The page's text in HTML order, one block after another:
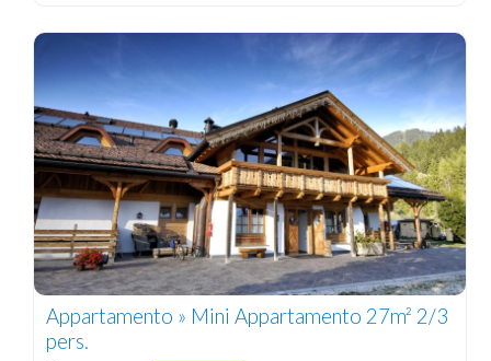
Appartamento » Mini Appartamento 27m² 2/3
pers.